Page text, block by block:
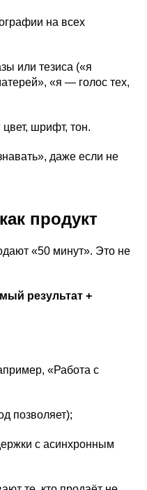
на всех
или тезиса («я
«я — голос тех,
шрифт, тон.
даже если не
продукт
«50 минут». Это не
результат +
«Работа с
позволяет);
с асинхронным